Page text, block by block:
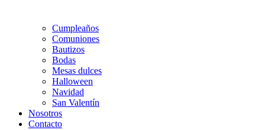
Cumpleaños
Comuniones
Bautizos
Bodas
Mesas dulces
Halloween
Navidad
San Valentín
Nosotros
Contacto